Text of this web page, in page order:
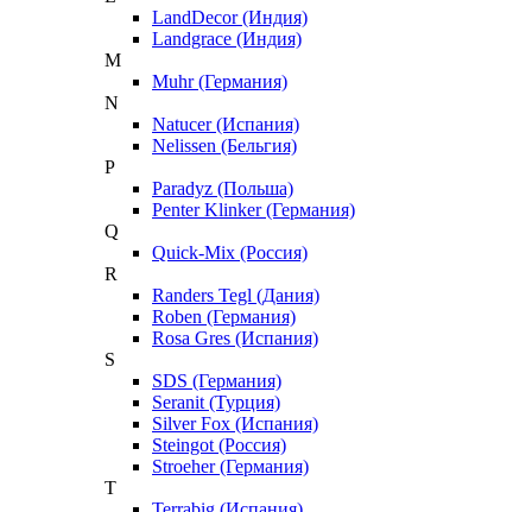
LandDecor (Индия)
Landgrace (Индия)
M
Muhr (Германия)
N
Natucer (Испания)
Nelissen (Бельгия)
P
Paradyz (Польша)
Penter Klinker (Германия)
Q
Quick-Mix (Россия)
R
Randers Tegl (Дания)
Roben (Германия)
Rosa Gres (Испания)
S
SDS (Германия)
Seranit (Турция)
Silver Fox (Испания)
Steingot (Россия)
Stroeher (Германия)
T